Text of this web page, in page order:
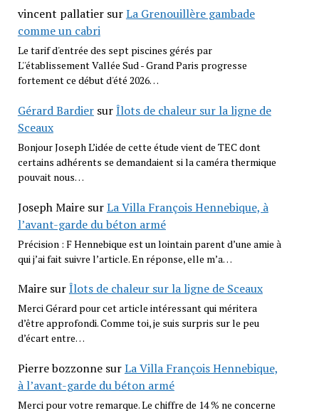
vincent pallatiersurLa Grenouillère gambade
comme un cabri
Le tarif d'entrée des sept piscines gérés par
L''établissement Vallée Sud - Grand Paris progresse
fortement ce début d'été 2026…
Gérard BardiersurÎlots de chaleur sur la ligne de
Sceaux
Bonjour Joseph L’idée de cette étude vient de TEC dont
certains adhérents se demandaient si la caméra thermique
pouvait nous…
Joseph MairesurLa Villa François Hennebique, à
l’avant-garde du béton armé
Précision : F Hennebique est un lointain parent d’une amie à
qui j’ai fait suivre l’article. En réponse, elle m’a…
MairesurÎlots de chaleur sur la ligne de Sceaux
Merci Gérard pour cet article intéressant qui méritera
d’être approfondi. Comme toi, je suis surpris sur le peu
d’écart entre…
Pierre bozzonnesurLa Villa François Hennebique,
à l’avant-garde du béton armé
Merci pour votre remarque. Le chiffre de 14 % ne concerne